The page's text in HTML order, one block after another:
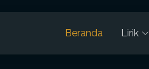
Beranda Lirik